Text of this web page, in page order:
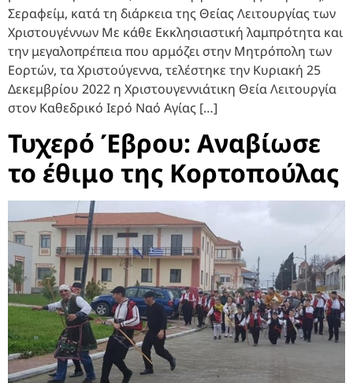
Σεραφείμ, κατά τη διάρκεια της Θείας Λειτουργίας των
Χριστουγέννων Με κάθε Εκκλησιαστική λαμπρότητα και
την μεγαλοπρέπεια που αρμόζει στην Μητρόπολη των
Εορτών, τα Χριστούγεννα, τελέστηκε την Κυριακή 25
Δεκεμβρίου 2022 η Χριστουγεννιάτικη Θεία Λειτουργία
στον Καθεδρικό Ιερό Ναό Αγίας […]
Τυχερό Έβρου: Αναβίωσε
το έθιμο της Κορτοπούλας